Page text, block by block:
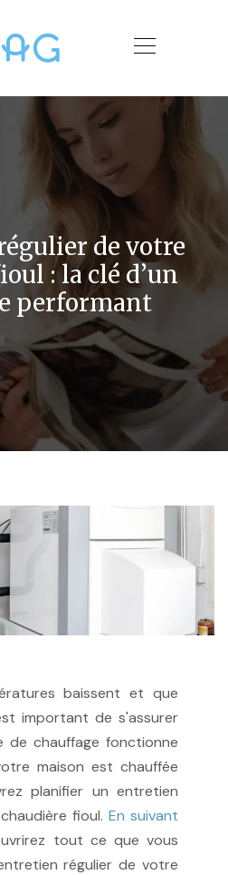
de votre
: la clé d’un
performant
baissent et que
important de s'assurer
de chauffage fonctionne
maison est chauffée
planifier un entretien
fioul. En suivant
tout ce que vous
régulier de votre